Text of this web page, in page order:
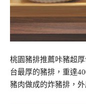
桃園豬排推薦咔豬超
台最厚的豬排，重達
豬肉做成的炸豬排，